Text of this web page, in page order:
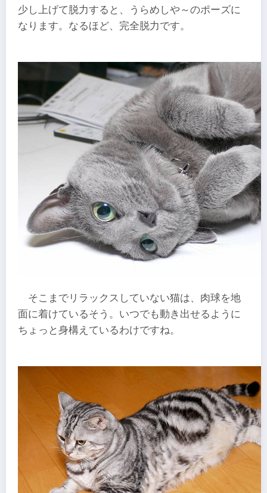
少し上げて脱力すると、うらめしや～のポーズに
なります。なるほど、完全脱力です。
そこまでリラックスしていない猫は、肉球を地
面に着けているそう。いつでも動き出せるように
ちょっと身構えているわけですね。